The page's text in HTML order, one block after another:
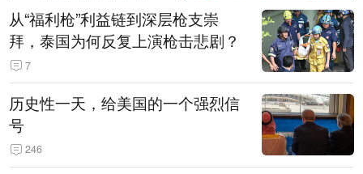
从“福利枪”利益链到深层枪支崇
拜，泰国为何反复上演枪击悲剧？
7
历史性一天，给美国的一个强烈信
号
246